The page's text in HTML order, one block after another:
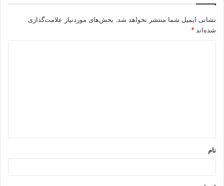
نشانی ایمیل شما منتشر نخواهد شد.
بخش‌های موردنیاز علامت‌گذاری
شده‌اند *
*
نام